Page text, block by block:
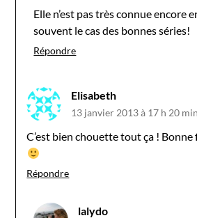
Elle n’est pas très connue encore
souvent le cas des bonnes séries!
Répondre
Elisabeth
13 janvier 2013 à 17 h 20 min
C’est bien chouette tout ça !
Répondre
lalydo